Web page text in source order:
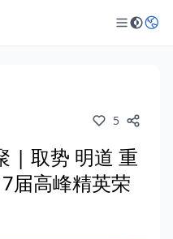
5
| 取势 明道 重
高峰精英荣